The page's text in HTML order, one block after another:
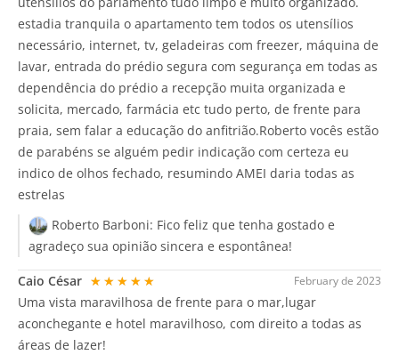
estadia tranquila o apartamento tem todos os utensílios
necessário, internet, tv, geladeiras com freezer, máquina de
lavar, entrada do prédio segura com segurança em todas as
dependência do prédio a recepção muita organizada e
solicita, mercado, farmácia etc tudo perto, de frente para
praia, sem falar a educação do anfitrião.Roberto vocês estão
de parabéns se alguém pedir indicação com certeza eu
indico de olhos fechado, resumindo AMEI daria todas as
estrelas
Roberto Barboni: Fico feliz que tenha gostado e
agradeço sua opinião sincera e espontânea!
February de 2023
Caio César ★★★★★
Uma vista maravilhosa de frente para o mar,lugar
aconchegante e hotel maravilhoso, com direito a todas as
áreas de lazer!